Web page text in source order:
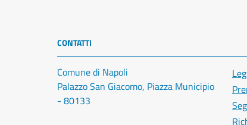
CONTATTI
Comune di Napoli
Palazzo San Giacomo, Piazza Municipio
- 80133